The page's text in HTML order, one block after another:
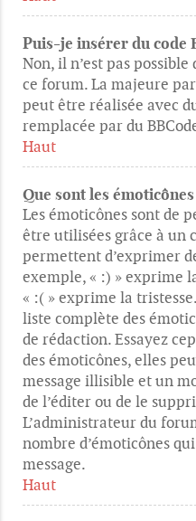
Puis-je insérer du code
Non, il n’est pas
ce forum. La majeure
peut être réalisée avec
remplacée par du
Haut
Que sont les émoticônes
Les émoticônes sont de
être utilisées grâce à un
permettent d’exprimer
exemple, « :) » exprime
« :( » exprime la
liste complète des
de rédaction. Essayez
des émoticônes, elles
message illisible et un
de l’éditer ou de le
L’administrateur du
nombre d’émoticônes
message.
Haut